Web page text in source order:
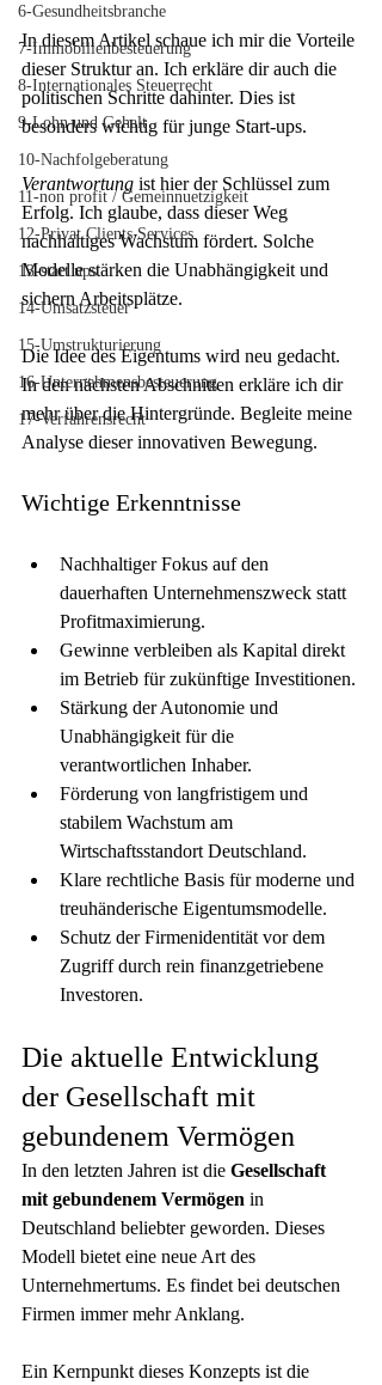
6-Gesundheitsbranche
7-Immobilienbesteuerung
8-Internationales Steuerrecht
9-Lohn und Gehalt
10-Nachfolgeberatung
11-non profit / Gemeinnuetzigkeit
12-Privat Clients Services
13-start ups
14-Umsatzsteuer
15-Umstrukturierung
16-Unternehmensbesteuerung
17-Verfahrensrecht
In diesem Artikel schaue ich mir die Vorteile
dieser Struktur an. Ich erkläre dir auch die
politischen Schritte dahinter. Dies ist
besonders wichtig für junge Start-ups.
Verantwortung ist hier der Schlüssel zum
Erfolg. Ich glaube, dass dieser Weg
nachhaltiges Wachstum fördert. Solche
Modelle stärken die Unabhängigkeit und
sichern Arbeitsplätze.
Die Idee des Eigentums wird neu gedacht.
In den nächsten Abschnitten erkläre ich dir
mehr über die Hintergründe. Begleite meine
Analyse dieser innovativen Bewegung.
Wichtige Erkenntnisse
Nachhaltiger Fokus auf den
dauerhaften Unternehmenszweck statt
Profitmaximierung.
Gewinne verbleiben als Kapital direkt
im Betrieb für zukünftige Investitionen.
Stärkung der Autonomie und
Unabhängigkeit für die
verantwortlichen Inhaber.
Förderung von langfristigem und
stabilem Wachstum am
Wirtschaftsstandort Deutschland.
Klare rechtliche Basis für moderne und
treuhänderische Eigentumsmodelle.
Schutz der Firmenidentität vor dem
Zugriff durch rein finanzgetriebene
Investoren.
Die aktuelle Entwicklung
der Gesellschaft mit
gebundenem Vermögen
In den letzten Jahren ist die Gesellschaft
mit gebundenem Vermögen in
Deutschland beliebter geworden. Dieses
Modell bietet eine neue Art des
Unternehmertums. Es findet bei deutschen
Firmen immer mehr Anklang.
Ein Kernpunkt dieses Konzepts ist die